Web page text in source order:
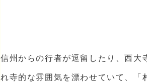
信州からの行者が逗留したり、西大
れ寺的な雰囲気を漂わせていて、「